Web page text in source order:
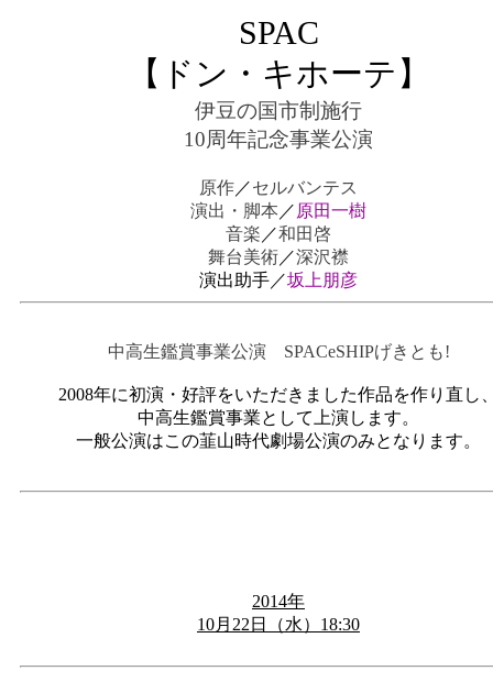
SPAC
【ドン・キホーテ】
伊豆の国市制施行
10周年記念事業公演
原作／セルバンテス
演出・脚本 ／ 原田一樹
音楽 ／和田啓
舞台美術／深沢襟
演出助手／坂上朋彦
中高生鑑賞事業公演 SPACeSHIPげきとも!
2008年に初演・好評をいただきました作品を作り直し
中高生鑑賞事業として上演します。
一般公演はこの韮山時代劇場公演のみとなります。
2014年
10月22日（水）18:30